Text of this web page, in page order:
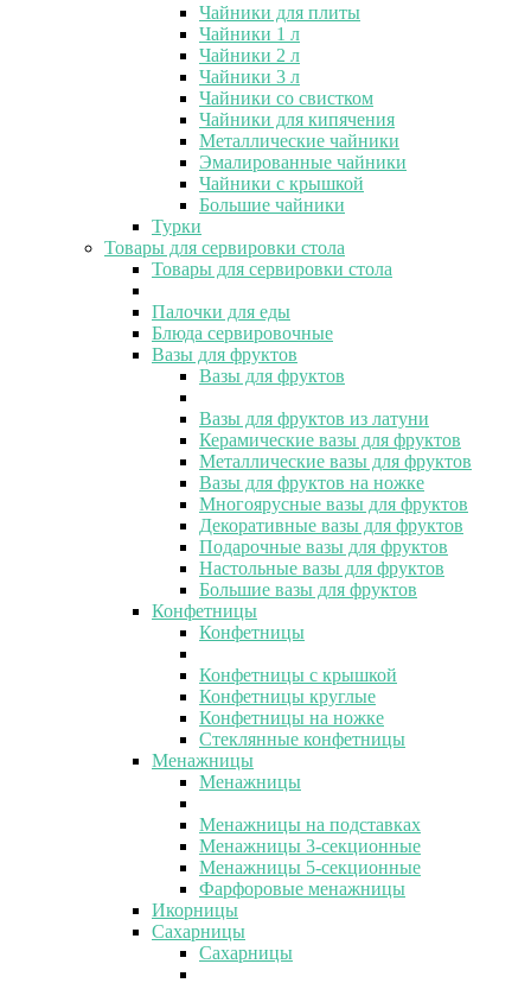
Чайники для плиты
Чайники 1 л
Чайники 2 л
Чайники 3 л
Чайники со свистком
Чайники для кипячения
Металлические чайники
Эмалированные чайники
Чайники с крышкой
Большие чайники
Турки
Товары для сервировки стола
Товары для сервировки стола
Палочки для еды
Блюда сервировочные
Вазы для фруктов
Вазы для фруктов
Вазы для фруктов из латуни
Керамические вазы для фруктов
Металлические вазы для фруктов
Вазы для фруктов на ножке
Многоярусные вазы для фруктов
Декоративные вазы для фруктов
Подарочные вазы для фруктов
Настольные вазы для фруктов
Большие вазы для фруктов
Конфетницы
Конфетницы
Конфетницы с крышкой
Конфетницы круглые
Конфетницы на ножке
Стеклянные конфетницы
Менажницы
Менажницы
Менажницы на подставках
Менажницы 3-секционные
Менажницы 5-секционные
Фарфоровые менажницы
Икорницы
Сахарницы
Сахарницы